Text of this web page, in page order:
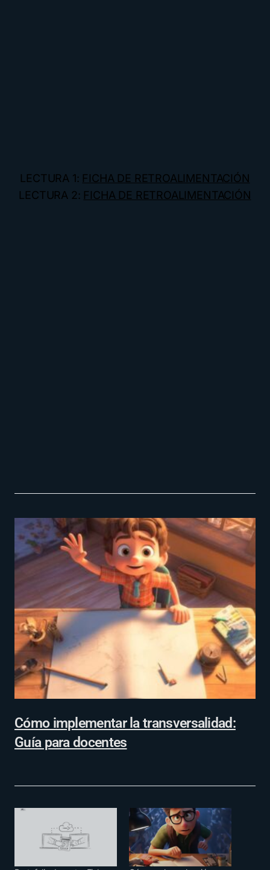
LECTURA 1: FICHA DE RETROALIMENTACIÓN
LECTURA 2: FICHA DE RETROALIMENTACIÓN
Cómo implementar la transversalidad:
Guía para docentes